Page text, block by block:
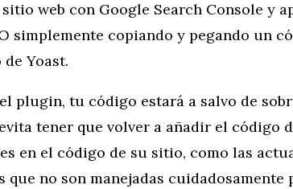
web con Google Search Console y
simplemente copiando y pegando un
Yoast.
plugin, tu código estará a salvo de
tener que volver a añadir el código
en el código de su sitio, como las
que no son manejadas cuidadosamente